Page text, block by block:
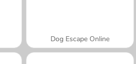
Dog Escape Online